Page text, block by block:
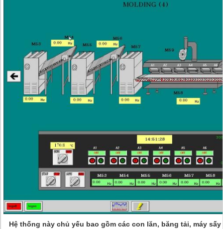
Hệ thống này chủ yếu bao gồm các con lăn, băng tải, máy